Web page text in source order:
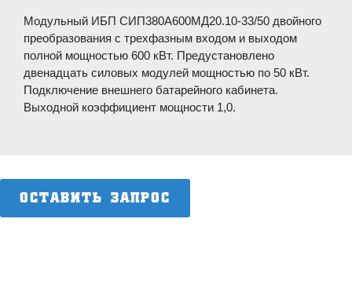
Модульный ИБП СИП380А600МД20.10-33/50 двойного
преобразования с трехфазным входом и выходом
полной мощностью 600 кВт. Предустановлено
двенадцать силовых модулей мощностью по 50 кВт.
Подключение внешнего батарейного кабинета.
Выходной коэффициент мощности 1,0.
ОСТАВИТЬ ЗАПРОС